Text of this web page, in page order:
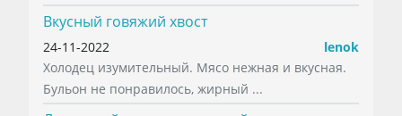
Вкусный говяжий хвост
24-11-2022
lenok
Холодец изумительный. Мясо нежная и вкусная.
Бульон не понравилось, жирный ...